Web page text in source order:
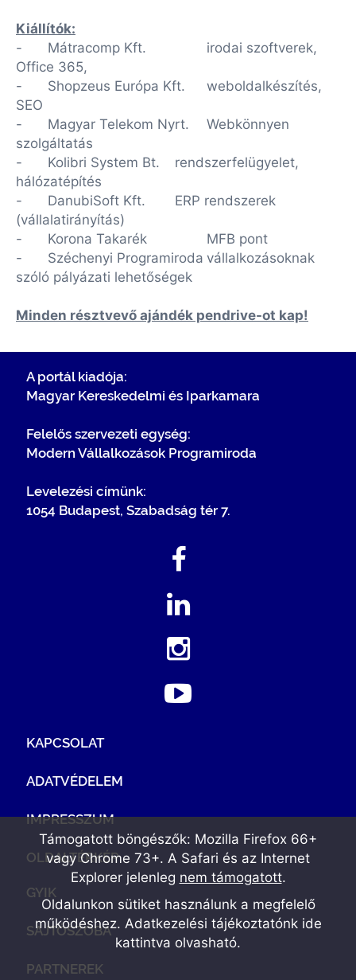
Kiállítók:
-
Mátracomp Kft.
irodai szoftverek,
Office 365,
-
Shopzeus Európa Kft.
weboldalkészítés,
SEO
-
Magyar Telekom Nyrt.
Webkönnyen
szolgáltatás
-
Kolibri System Bt.
rendszerfelügyelet,
hálózatépítés
-
DanubiSoft Kft.
ERP rendszerek
(vállalatirányítás)
-
Korona Takarék
MFB pont
-
Széchenyi Programiroda vállalkozásoknak
szóló pályázati lehetőségek
Minden résztvevő ajándék pendrive-ot kap!
A portál kiadója:
Magyar Kereskedelmi és Iparkamara
Felelős szervezeti egység:
Modern Vállalkozások Programiroda
Levelezési címünk:
1054 Budapest, Szabadság tér 7.
KAPCSOLAT
ADATVÉDELEM
IMPRESSZUM
OLDALTÉRKÉP
GYIK
SAJTÓSZOBA
PARTNEREK
Támogatott böngészők: Mozilla Firefox 66+
vagy Chrome 73+. A Safari és az Internet
Explorer jelenleg nem támogatott.
Oldalunkon sütiket használunk a megfelelő
működéshez. Adatkezelési tájékoztatónk ide
kattintva olvasható.